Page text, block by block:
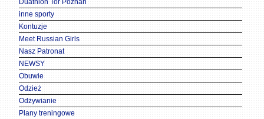
Duathlon Tor Poznań
inne sporty
Kontuzje
Meet Russian Girls
Nasz Patronat
NEWSY
Obuwie
Odzież
Odżywianie
Plany treningowe